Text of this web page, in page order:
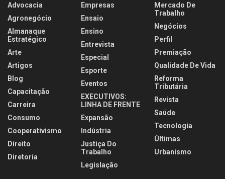
Advocacia
Agronegócio
Almanaque
Estratégico
Arte
Artigos
Blog
Capacitação
Carreira
Consumo
Cooperativismo
Direito
Diretoria
Empresas
Ensaio
Ensino
Entrevista
Especial
Esporte
Eventos
EXECUTIVOS:
LINHA DE FRENTE
Expansão
Indústria
Justiça Do
Trabalho
Legislação
Mercado De
Trabalho
Negócios
Perfil
Premiação
Qualidade De Vida
Reforma
Tributária
Revista
Saúde
Tecnologia
Últimas
Urbanismo